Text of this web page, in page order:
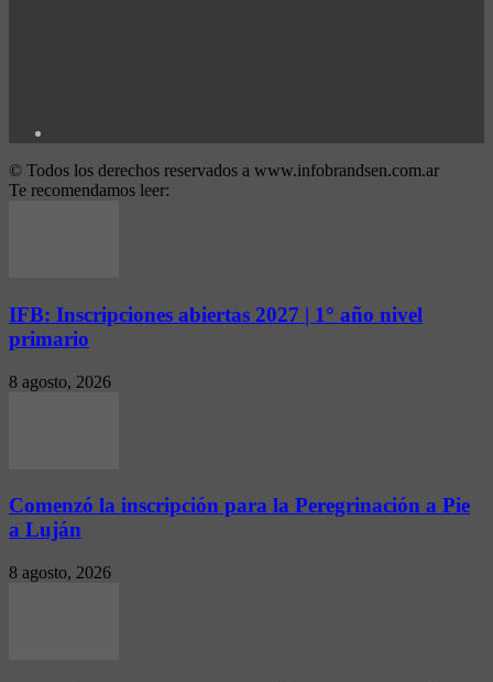
© Todos los derechos reservados a www.infobrandsen.com.ar
Te recomendamos leer:
IFB: Inscripciones abiertas 2027 | 1° año nivel
primario
8 agosto, 2026
Comenzó la inscripción para la Peregrinación a Pie
a Luján
8 agosto, 2026